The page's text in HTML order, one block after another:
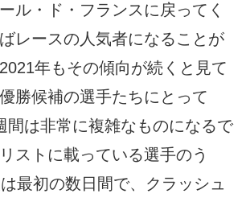
ル・ド・フランスに戻ってく
レースの人気者になることが
年もその傾向が続くと見て
勝候補の選手たちにとって
間は非常に複雑なものになるで
ストに載っている選手のう
最初の数日間で、クラッシュ